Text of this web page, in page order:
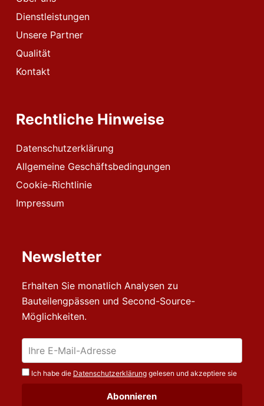
Dienstleistungen
Unsere Partner
Qualität
Kontakt
Rechtliche Hinweise
Datenschutzerklärung
Allgemeine Geschäftsbedingungen
Cookie-Richtlinie
Impressum
Newsletter
Erhalten Sie monatlich Analysen zu
Bauteilengpässen und Second-Source-
Möglichkeiten.
Ich habe die Datenschutzerklärunggelesen und akzeptiere sie